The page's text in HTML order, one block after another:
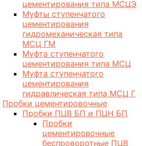
цементирования типа МСЦЭ
Муфты ступенчатого
цементирования
гидромеханическая типа
МСЦ ГМ
Муфта ступенчатого
цементирования типа МСЦ
Муфта ступенчатого
цементирования
гидравлическая типа МСЦ Г
Пробки цементировочные
Пробки ПЦВ БП и ПЦН БП
Пробки
цементировочные
беспроворотные ПЦВ